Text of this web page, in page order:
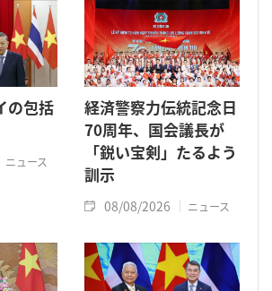
の包括
ニュース
経済警察力伝統記念日
70周年、国会議長が
「鋭い宝剣」たるよう
訓示
08/08/2026 ニュース